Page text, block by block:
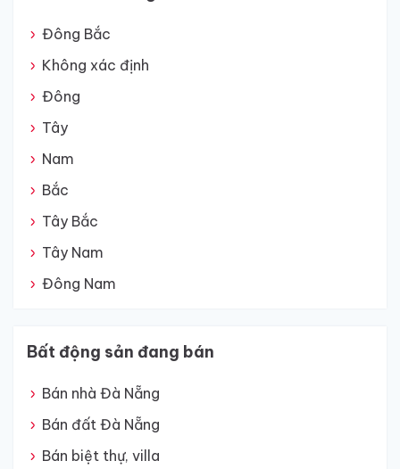
Đông Bắc
Không xác định
Đông
Tây
Nam
Bắc
Tây Bắc
Tây Nam
Đông Nam
Bất động sản đang bán
Bán nhà Đà Nẵng
Bán đất Đà Nẵng
Bán biệt thự, villa